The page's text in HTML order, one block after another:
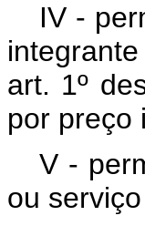
IV -
art. 1º
por preço
V -
ou